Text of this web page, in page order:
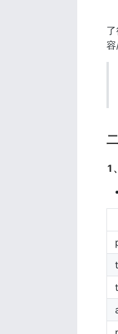
容
1